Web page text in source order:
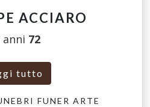
ACCIARO
anni 72
tutto
FUNER ARTE